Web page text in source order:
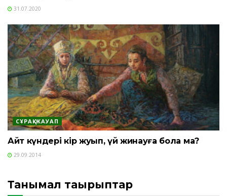
31.07.2020
СҰРАҚ-ЖАУАП
Айт күндері кір жуып, үй жинауға бола ма?
29.09.2014
Танымал тақырыптар